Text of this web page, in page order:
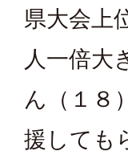
県大会上
人一倍大
ん（１８
援しても